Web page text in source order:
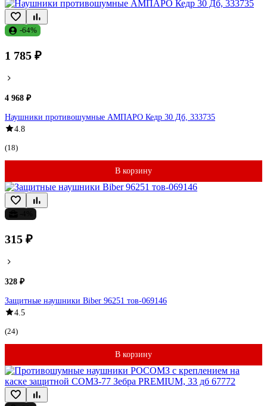
-64%
1 785 ₽
4 968 ₽
Наушники противошумные АМПАРО Кедр 30 Дб, 333735
4.8
(18)
В корзину
315 ₽
328 ₽
Защитные наушники Biber 96251 тов-069146
4.5
(24)
В корзину